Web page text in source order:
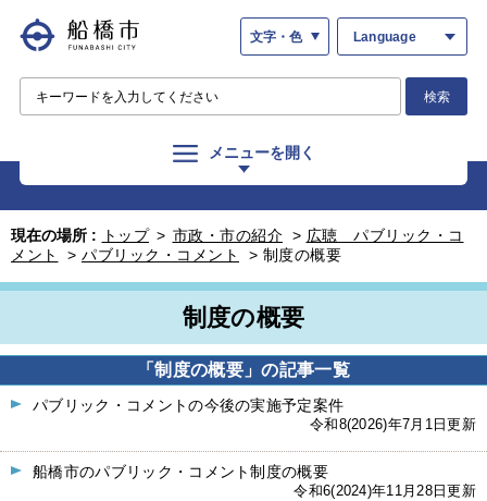
文字・色 Language
検索
メニューを開く
現在の場所 : トップ > 市政・市の紹介 > 広聴 パブリック・コ
メント
> パブリック・コメント > 制度の概要
制度の概要
「制度の概要」の記事一覧
パブリック・コメントの今後の実施予定案件
令和8(2026)年7月1日更新
船橋市のパブリック・コメント制度の概要
令和6(2024)年11月28日更新